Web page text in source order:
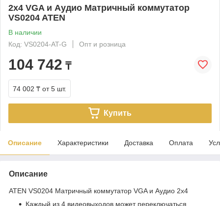
2х4 VGA и Аудио Матричный коммутатор
VS0204 ATEN
В наличии
Код: VS0204-AT-G
Опт и розница
104 742 ₸
74 002 ₸ от 5 шт.
Купить
Описание Характеристики Доставка Оплата
Описание
ATEN VS0204 Матричный коммутатор VGA и Аудио 2х4
Каждый из 4 видеовыходов может переключаться